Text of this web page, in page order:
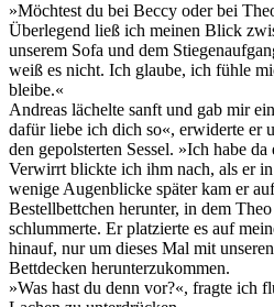
»Möchtest du bei Beccy oder bei
Überlegend ließ ich meinen Blick
unserem Sofa und dem
weiß es nicht. Ich glaube, ich fühle
bleibe.«
Andreas lächelte sanft und gab mir
dafür liebe ich dich so«, erwiderte er
den gepolsterten Sessel. »Ich habe
Verwirrt blickte ich ihm nach, als er
wenige Augenblicke später kam er
Bestellbettchen herunter, in dem
schlummerte. Er platzierte es auf
hinauf, nur um dieses Mal mit
Bettdecken herunterzukommen.
»Was hast du denn vor?«, fragte ich